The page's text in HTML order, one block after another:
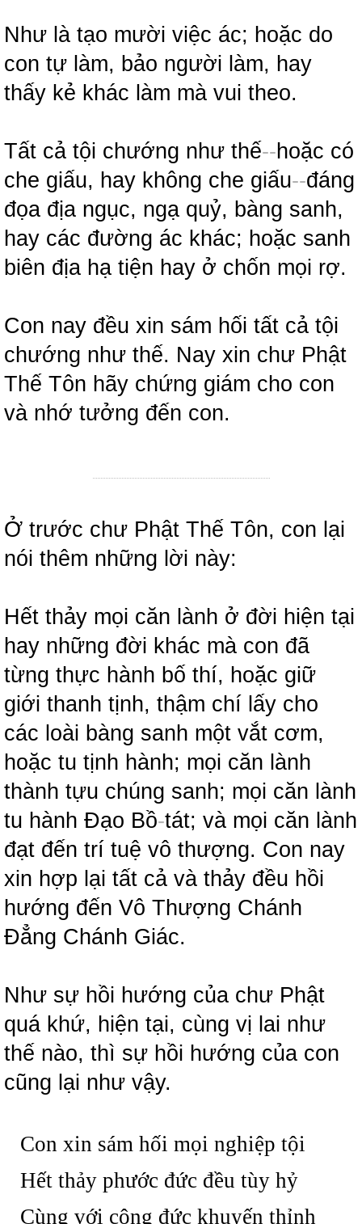
Như là tạo mười việc ác; hoặc do
con tự làm, bảo người làm, hay
thấy kẻ khác làm mà vui theo.
Tất cả tội chướng như thế--hoặc có
che giấu, hay không che giấu--đáng
đọa địa ngục, ngạ quỷ, bàng sanh,
hay các đường ác khác; hoặc sanh
biên địa hạ tiện hay ở chốn mọi rợ.
Con nay đều xin sám hối tất cả tội
chướng như thế. Nay xin chư Phật
Thế Tôn hãy chứng giám cho con
và nhớ tưởng đến con.
Ở trước chư Phật Thế Tôn, con lại
nói thêm những lời này:
Hết thảy mọi căn lành ở đời hiện tại
hay những đời khác mà con đã
từng thực hành bố thí, hoặc giữ
giới thanh tịnh, thậm chí lấy cho
các loài bàng sanh một vắt cơm,
hoặc tu tịnh hành; mọi căn lành
thành tựu chúng sanh; mọi căn lành
tu hành Đạo Bồ-tát; và mọi căn lành
đạt đến trí tuệ vô thượng. Con nay
xin hợp lại tất cả và thảy đều hồi
hướng đến Vô Thượng Chánh
Đẳng Chánh Giác.
Như sự hồi hướng của chư Phật
quá khứ, hiện tại, cùng vị lai như
thế nào, thì sự hồi hướng của con
cũng lại như vậy.
Con xin sám hối mọi nghiệp tội
Hết thảy phước đức đều tùy hỷ
Cùng với công đức khuyến thỉnh